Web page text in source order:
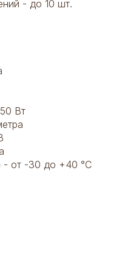
- до 10 шт.
Вт
- от -30 до +40 °С